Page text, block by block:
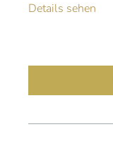
Details sehen